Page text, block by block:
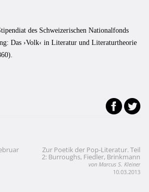
des Schweizerischen Nationalfonds
Das ›Volk‹ in Literatur und Literaturtheorie
Zur Poetik der Pop-Literatur. Teil
2: Burroughs, Fiedler, Brinkmann
von Marcus S. Kleiner
10.03.2013